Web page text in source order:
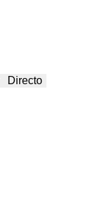
Directo